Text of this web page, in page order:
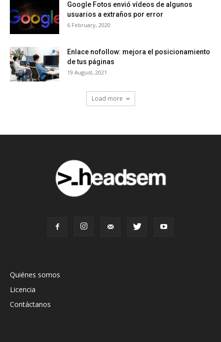
Google Fotos envió vídeos de algunos
usuarios a extraños por error
6 February, 2020
Enlace nofollow: mejora el posicionamiento
de tus páginas
19 August, 2021
Load more
Quiénes somos
Licencia
Contáctanos